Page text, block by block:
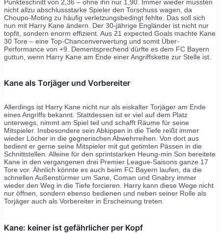
Punkteschnitt von 2,36 – ohne ihn nur 1,90. Immer wieder mussten
nicht allzu abschlussstarke Spieler den Torschuss wagen, da
Choupo-Moting zu häufig verletzungsbedingt fehlte. Das soll sich
nun mit Harry Kane ändern. Der 30-jährige Engländer ist nicht nur
topfit, sondern enorm effizient. Aus 21 expected Goals machte Kane
30 Tore – eine Top-Chancenverwertung und somit Über-
Performance von +9. Dementsprechend dürfte es dem FC Bayern
guttun, wenn Harry Kane am Ende einer Angriffskette zur Stelle ist.
Kane als Torjäger und Vorbereiter
Allerdings ist Harry Kane nicht nur als eiskalter Torjäger am Ende
eines Angriffs bekannt. Stattdessen ist er viel auf dem Platz
unterwegs, nimmt am Spiel teil und schafft Räume für seine
Mitspieler. Insbesondere sein Abkippen in die Tiefe reißt immer
wieder Löcher in die gegnerischen Abwehrreihen. Von dort aus
bedient er gerne seine Mitspieler mit gut getimten Pässen in die
Schnittstellen. Alleine für den sprintstarken Heung-min Son bereitete
Kane in den vergangenen drei Premier League-Saisons ganze 17
Tore vor. Ähnlich könnte es auch beim FC Bayern laufen, da die
schnellen Außenstürmer um Sane, Coman und Gnabry immer
wieder den Weg in die Tiefe forcieren. Harry kann diese Wege nicht
nur öffnen, sondern ebenso bedienen und neben seiner Rolle als
Torjäger auch als Vorbereiter in Erscheinung treten.
Kane: keiner ist gefährlicher per Kopf